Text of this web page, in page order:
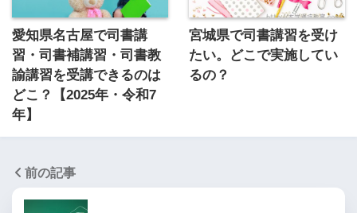
愛知県名古屋で司書講
習・司書補講習・司書教
諭講習を受講できるのは
どこ？【2025年・令和7
年】
宮城県で司書講習を受け
たい。どこで実施してい
るの？
前の記事